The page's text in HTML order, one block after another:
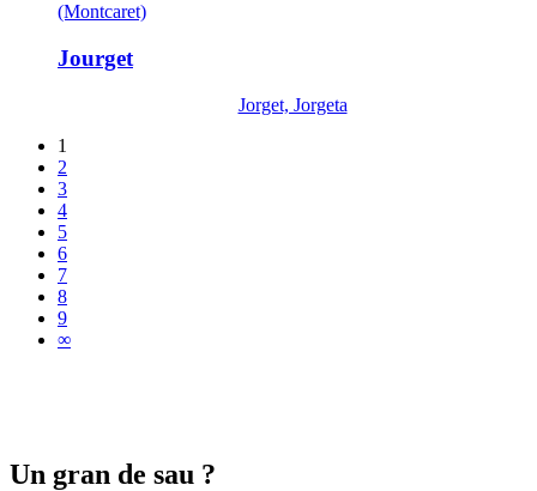
(Montcaret)
Jourget
Jorget, Jorgeta
1
2
3
4
5
6
7
8
9
∞
Un gran de sau ?